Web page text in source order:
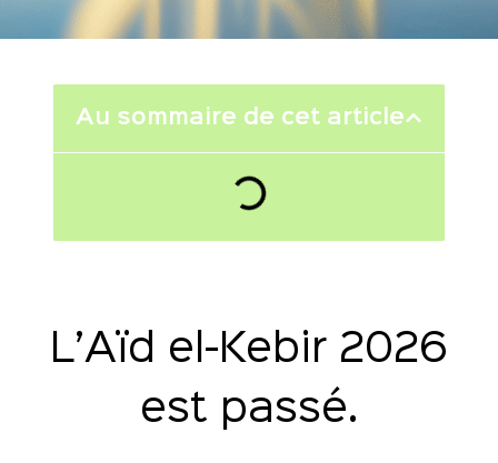
Au sommaire de cet article
L’Aïd el-Kebir 2026
est passé.